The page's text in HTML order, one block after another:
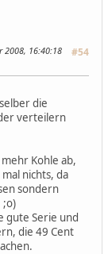
#54
2008, 16:40:18
die
verteilern
Kohle ab,
nichts, da
sondern
;o)
gute Serie und
die 49 Cent